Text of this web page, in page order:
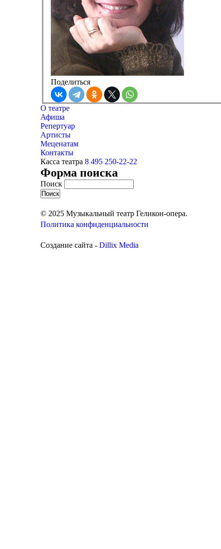
Поделиться
О театре
Афиша
Репертуар
Артисты
Меценатам
Контакты
Касса театра 8 495 250-22-22
Форма поиска
Поиск
© 2025 Музыкальный театр Геликон-опера.
Политика конфиденциальности
Создание сайта - Dillix Media